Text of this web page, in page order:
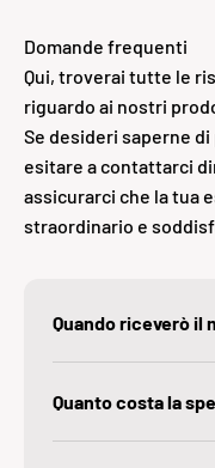
Domande frequenti
Qui, troverai tutte le
riguardo ai nostri
Se desideri saperne
esitare a contattarci
assicurarci che la tua
straordinario e
Quando riceverò il
Quanto costa la